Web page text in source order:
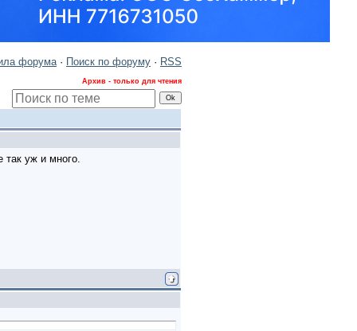
форума· Поиск по форуму · RSS
Архив - только для чтения
так уж и много.